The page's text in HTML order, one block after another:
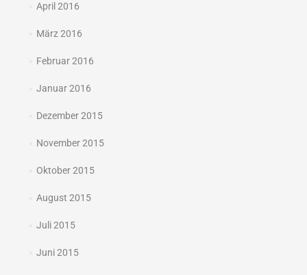
April 2016
März 2016
Februar 2016
Januar 2016
Dezember 2015
November 2015
Oktober 2015
August 2015
Juli 2015
Juni 2015